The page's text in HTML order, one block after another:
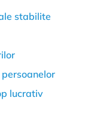
stabilite
lucrativ